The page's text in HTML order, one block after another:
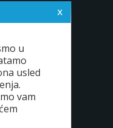
u
usled
vam